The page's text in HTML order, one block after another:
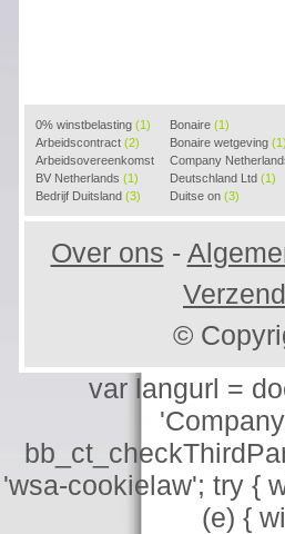
0% winstbelasting (1)
Arbeidscontract (2)
Arbeidsovereenkomst
(2)
BV Netherlands (1)
Bedrijf Duitsland (3)
Bonaire (1)
Bonaire wetgeving (1)
Company
(1)
Deutschland Ltd (1)
Duitse on (3)
Over ons -
©
var langurl =
'wsa-cookielaw'; try {
(e) {